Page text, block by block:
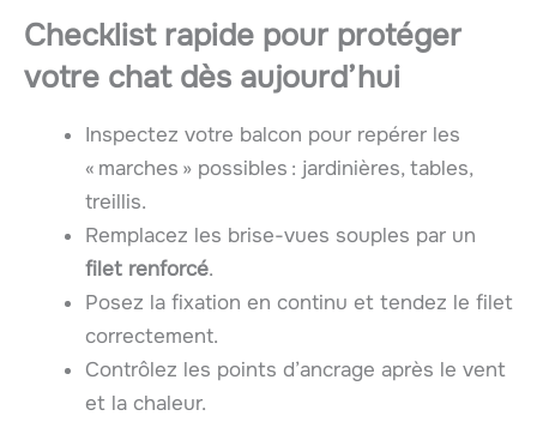
Checklist rapide pour protéger
votre chat dès aujourd’hui
Inspectez votre balcon pour repérer les
« marches » possibles : jardinières, tables,
treillis.
Remplacez les brise-vues souples par un
filet renforcé.
Posez la fixation en continu et tendez le filet
correctement.
Contrôlez les points d’ancrage après le vent
et la chaleur.